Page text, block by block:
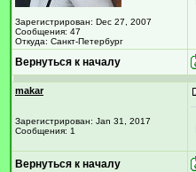
Зарегистрирован: Dec 27, 2007
Сообщения: 47
Откуда: Санкт-Петербург
Вернуться к началу
makar
Зарегистрирован: Jan 31, 2017
Сообщения: 1
Вернуться к началу